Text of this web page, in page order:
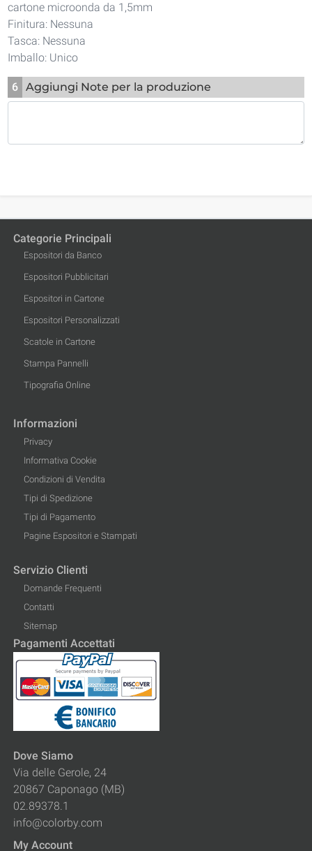
cartone microonda da 1,5mm
Finitura: Nessuna
Tasca: Nessuna
Imballo: Unico
6 Aggiungi Note per la produzione
Categorie Principali
Espositori da Banco
Espositori Pubblicitari
Espositori in Cartone
Espositori Personalizzati
Scatole in Cartone
Stampa Pannelli
Tipografia Online
Informazioni
Privacy
Informativa Cookie
Condizioni di Vendita
Tipi di Spedizione
Tipi di Pagamento
Pagine Espositori e Stampati
Servizio Clienti
Domande Frequenti
Contatti
Sitemap
Pagamenti Accettati
Dove Siamo
Via delle Gerole, 24
20867 Caponago (MB)
02.89378.1
info@colorby.com
My Account